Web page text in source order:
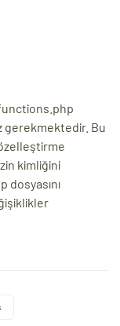
gerekmektedir. Bu
kimliğini
dosyasını